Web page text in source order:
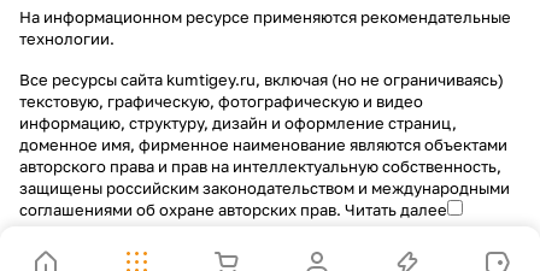
На информационном ресурсе применяются рекомендательные
технологии.
Все ресурсы сайта kumtigey.ru, включая (но не ограничиваясь)
текстовую, графическую, фотографическую и видео
информацию, структуру, дизайн и оформление страниц,
доменное имя, фирменное наименование являются объектами
авторского права и прав на интеллектуальную собственность,
защищены российским законодательством и международными
соглашениями об охране авторских прав. Читать далее